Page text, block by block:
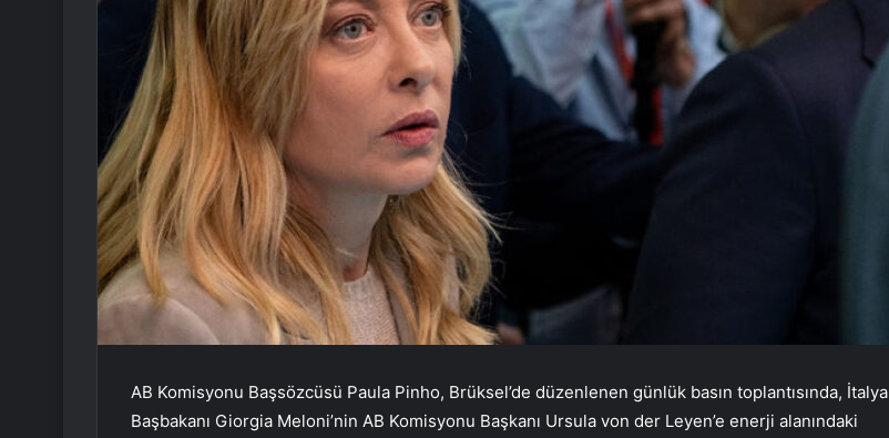
AB Komisyonu Başsözcüsü Paula Pinho, Brüksel’de düzenlenen günlük basın toplantısında, İtalya
Başbakanı Giorgia Meloni’nin AB Komisyonu Başkanı Ursula von der Leyen’e enerji alanındaki